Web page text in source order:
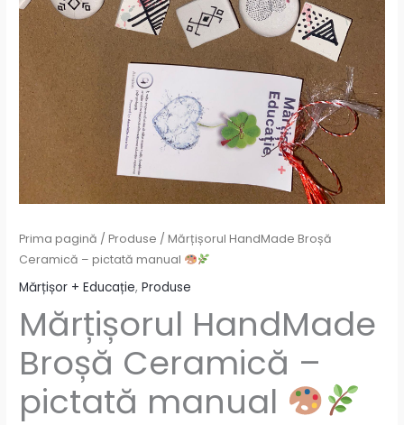
Prima pagină /Produse / Mărțișorul HandMade Broșă
Ceramică – pictată manual
Mărțișor + Educație,Produse
Mărțișorul HandMade
Broșă Ceramică –
pictată manual